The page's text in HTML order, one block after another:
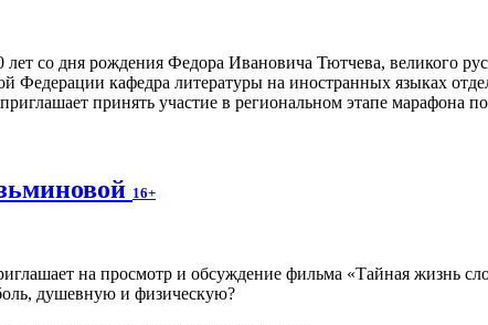
лет со дня рождения Федора Ивановича Тютчева, великого
Федерации кафедра литературы на иностранных языках
принять участие в региональном этапе марафона
16+
на просмотр и обсуждение фильма «Тайная жизнь
душевную и физическую?